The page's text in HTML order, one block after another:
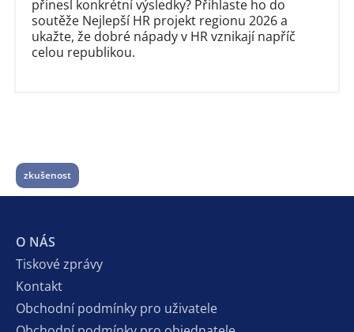
přinesl konkrétní výsledky? Přihlaste ho do
soutěže Nejlepší HR projekt regionu 2026 a
ukažte, že dobré nápady v HR vznikají napříč
celou republikou.
zkušenost
O NÁS
Tiskové zprávy
Kontakt
Obchodní podmínky pro uživatele